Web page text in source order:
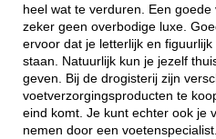
heel wat te verduren. Een
zeker geen overbodige luxe.
ervoor dat je letterlijk en
staan. Natuurlijk kun je jezelf
geven. Bij de drogisterij zijn
voetverzorgingsproducten te
eind komt. Je kunt echter ook je
nemen door een